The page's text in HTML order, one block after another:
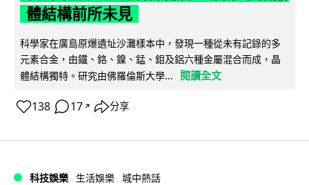
體結構前所未見
科學家在廣島原爆遺址沙灘樣本中，發現一種從未有記錄的多
元素合金，由鐵、鉻、鎳、錳、鉬及鋁六種金屬混合而成，晶
體結構獨特。研究由佛羅倫斯大學...
閱讀全文
138 17 ↗ 分享
科技娛樂 生活娛樂 城中熱話